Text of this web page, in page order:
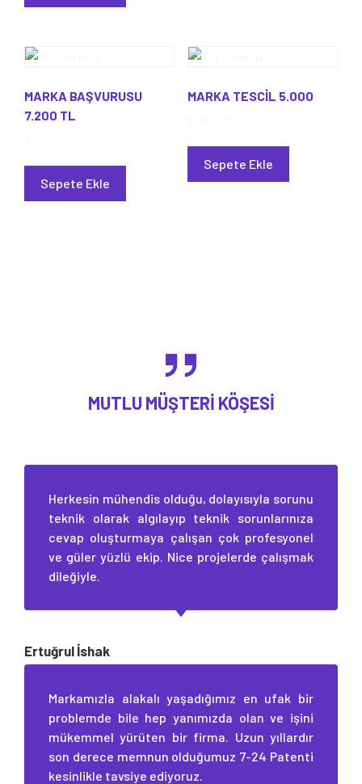
MARKA BAŞVURUSU
7.200 TL
Sepete Ekle
MARKA TESCİL 5.000
Sepete Ekle
MUTLU MÜŞTERI KÖŞESI
Herkesin mühendis olduğu, dolayısıyla sorunu
teknik olarak algılayıp teknik sorunlarınıza
cevap oluşturmaya çalışan çok profesyonel
ve güler yüzlü ekip. Nice projelerde çalışmak
dileğiyle.
Ertuğrul İshak
Markamızla alakalı yaşadığımız en ufak bir
problemde bile hep yanımızda olan ve işini
mükemmel yürüten bir firma. Uzun yıllardır
son derece memnun olduğumuz 7-24 Patenti
kesinlikle tavsiye ediyoruz.